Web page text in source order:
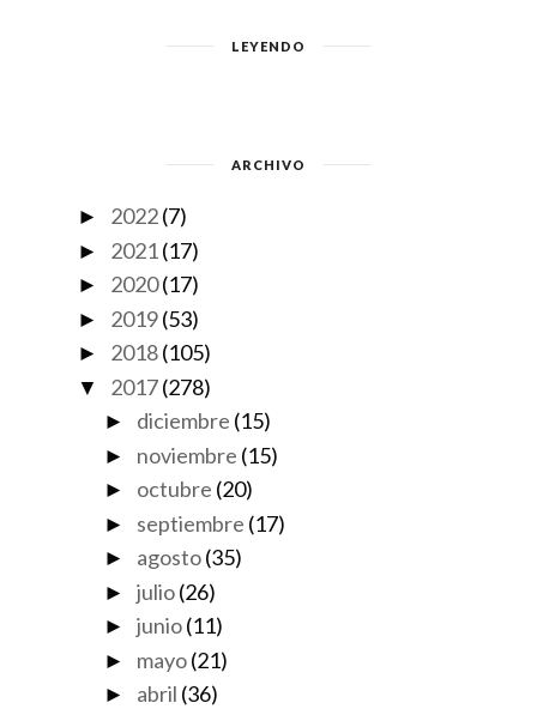
LEYENDO
ARCHIVO
► 2022(7)
► 2021(17)
► 2020(17)
► 2019(53)
► 2018(105)
▼ 2017(278)
► diciembre (15)
► noviembre (15)
► octubre (20)
► septiembre (17)
► agosto (35)
► julio (26)
► junio (11)
► mayo (21)
► abril (36)